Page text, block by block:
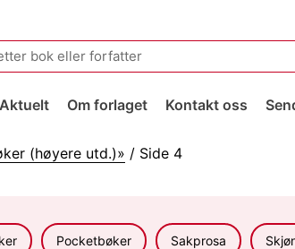
Aktuelt Om forlaget Kontakt oss
(høyere utd.)» / Side 4
Pocketbøker Sakprosa